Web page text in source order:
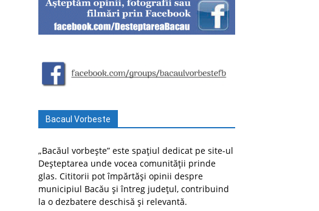
Bacaul Vorbeste
„Bacăul vorbește” este spațiul dedicat pe site-ul
Deșteptarea unde vocea comunității prinde
glas. Cititorii pot împărtăși opinii despre
municipiul Bacău și întreg județul, contribuind
la o dezbatere deschisă și relevantă.